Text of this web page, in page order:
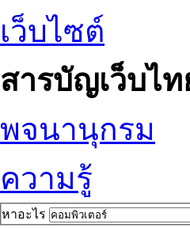
เว็บไซต์
สารบัญเว็บไท
พจนานุกรม
ความรู้
หาอะไร